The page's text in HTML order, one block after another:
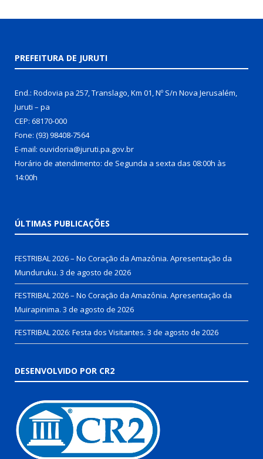
PREFEITURA DE JURUTI
End.: Rodovia pa 257, Translago, Km 01, Nº S/n Nova Jerusalém,
Juruti – pa
CEP: 68170-000
Fone: (93) 98408-7564
E-mail: ouvidoria@juruti.pa.gov.br
Horário de atendimento: de Segunda a sexta das 08:00h às
14:00h
ÚLTIMAS PUBLICAÇÕES
FESTRIBAL 2026 – No Coração da Amazônia. Apresentação da
Munduruku. 3 de agosto de 2026
FESTRIBAL 2026 – No Coração da Amazônia. Apresentação da
Muirapinima. 3 de agosto de 2026
FESTRIBAL 2026: Festa dos Visitantes. 3 de agosto de 2026
DESENVOLVIDO POR CR2